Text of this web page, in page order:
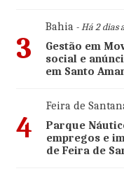
3
Bahia- Há 2 dias
Gestão em
social e
em Santo
4
Feira de
Parque
empregos e
de Feira de